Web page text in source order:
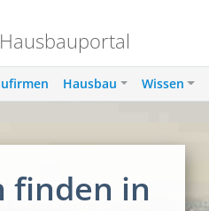
Hausbau Wissen
finden in